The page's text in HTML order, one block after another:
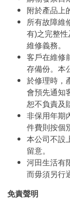
附於產品上
所有故障維
有)之完整
維修義務。
客戶在維修
存備份。本
於修理時，
會預先通知
恕不負責及
非保用年期
件費則按個
本公司不設
留意。
河田生活有
而毋須另行
免責聲明